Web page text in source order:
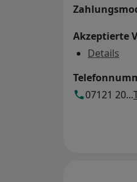
Akzeptierte
Details
07121 20...